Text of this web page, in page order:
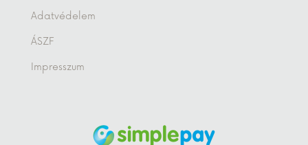
Adatvédelem
ÁSZF
Impresszum